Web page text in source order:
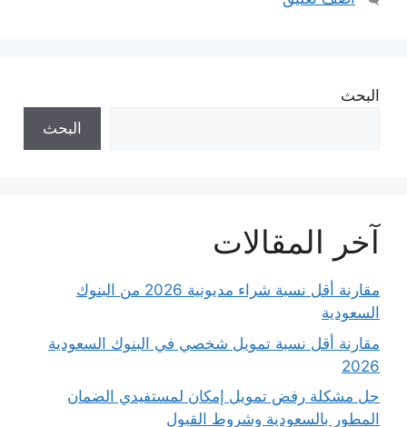
البحث
البحث
آخر المقالات
مقارنة أقل نسبة شراء مديونية 2026 من البنوك
السعودية
مقارنة أقل نسبة تمويل شخصي في البنوك السعودية
2026
حل مشكلة رفض تمويل إمكان لمستفيدي الضمان
المطور بالسعودية وشروط القبول